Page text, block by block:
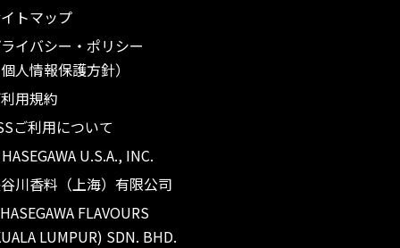
トマップ
イバシー・ポリシー
個人情報保護方針）
用規約
ご利用について
U.S.A., INC.
川香料（上海）有限公司
FLAVOURS
LUMPUR) SDN. BHD.